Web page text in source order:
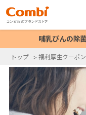
哺乳びんの除
トップ > 福利厚生クーポン